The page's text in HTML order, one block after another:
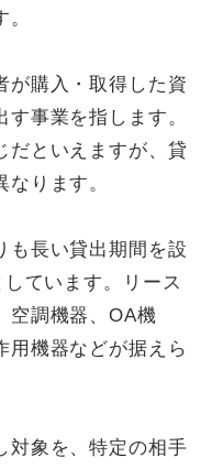
が購入・取得した資
事業を指します。
だといえますが、貸
ります。
も長い貸出期間を設
ています。リース
空調機器、OA機
用機器などが据えら
対象を、特定の相手